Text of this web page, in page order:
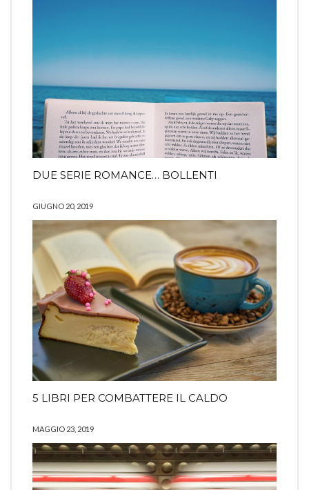
DUE SERIE ROMANCE… BOLLENTI
GIUGNO 20, 2019
5 LIBRI PER COMBATTERE IL CALDO
MAGGIO 23, 2019